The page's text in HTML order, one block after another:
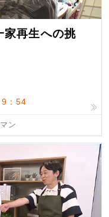
家再生への挑
：54
ン